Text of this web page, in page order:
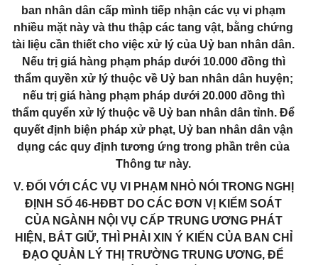
ban nhân dân cấp mình tiếp nhận các vụ vi phạm
nhiều mặt này và thu thập các tang vật, bằng chứng
tài liệu cần thiết cho việc xử lý của Uỷ ban nhân dân.
Nếu trị giá hàng phạm pháp dưới 10.000 đồng thì
thẩm quyền xử lý thuộc về Uỷ ban nhân dân huyện;
nếu trị giá hàng phạm pháp dưới 20.000 đồng thì
thẩm quyển xử lý thuộc về Uỷ ban nhân dân tỉnh. Để
quyết định biện pháp xử phạt, Uỷ ban nhân dân vận
dụng các quy định tương ứng trong phần trên của
Thông tư này.
V. ĐỐI VỚI CÁC VỤ VI PHẠM NHỎ NÓI TRONG NGHỊ
ĐỊNH SỐ 46-HĐBT DO CÁC ĐƠN VỊ KIỂM SOÁT
CỦA NGÀNH NỘI VỤ CẤP TRUNG ƯƠNG PHÁT
HIỆN, BẮT GIỮ, THÌ PHẢI XIN Ý KIẾN CỦA BAN CHỈ
ĐẠO QUẢN LÝ THỊ TRƯỜNG TRUNG ƯƠNG, ĐỂ